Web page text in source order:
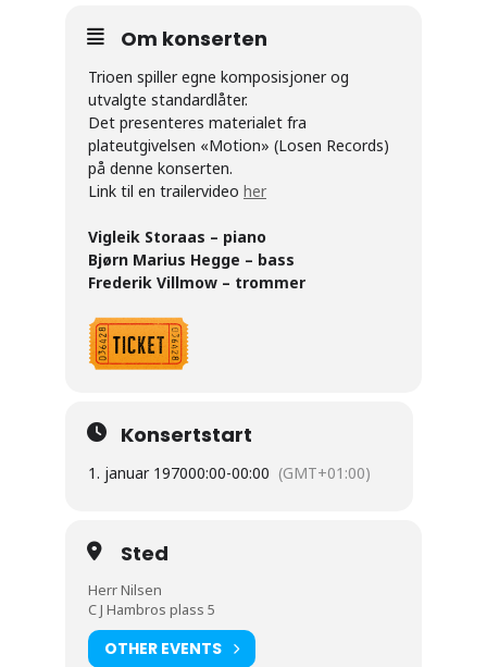
Om konserten
Trioen spiller egne komposisjoner og
utvalgte standardlåter.
Det presenteres materialet fra
plateutgivelsen «Motion» (Losen Records)
på denne konserten.
Link til en trailervideo her
Vigleik Storaas – piano
Bjørn Marius Hegge – bass
Frederik Villmow – trommer
Konsertstart
1. januar 197000:00-00:00 (GMT+01:00)
Sted
Herr Nilsen
C J Hambros plass 5
OTHER EVENTS